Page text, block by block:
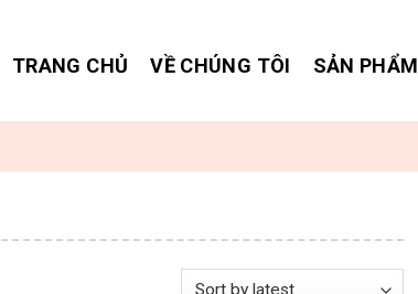
TRANG CHỦ VỀ CHÚNG TÔI SẢN PHẨM